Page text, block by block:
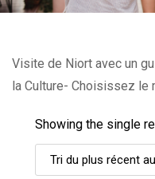
Visite de Niort avec un
la Culture- Choisissez le
Showing the single